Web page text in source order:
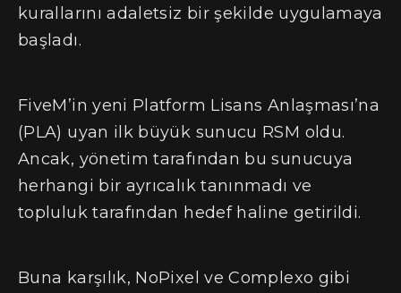
kurallarını adaletsiz bir şekilde uygulamaya
başladı.
FiveM’in yeni Platform Lisans Anlaşması’na
(PLA) uyan ilk büyük sunucu RSM oldu.
Ancak, yönetim tarafından bu sunucuya
herhangi bir ayrıcalık tanınmadı ve
topluluk tarafından hedef haline getirildi.
Buna karşılık, NoPixel ve Complexo gibi